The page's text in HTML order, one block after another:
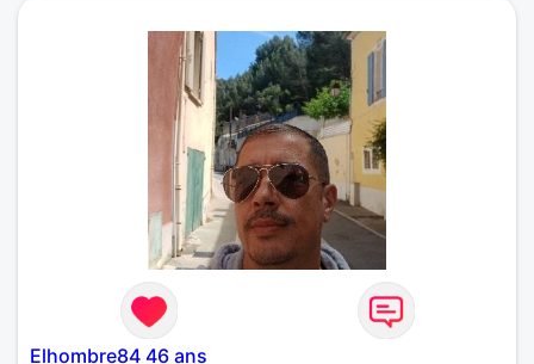
Elhombre84 46 ans